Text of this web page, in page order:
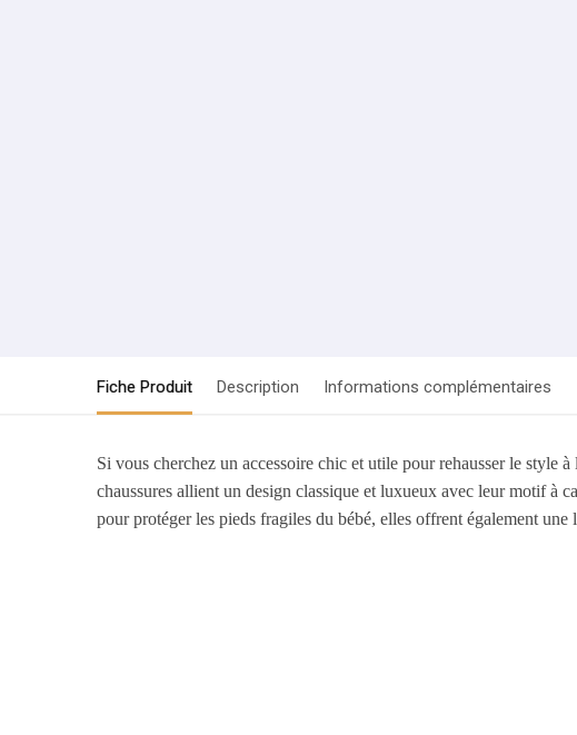
Fiche Produit Description Informations complémentaires
Si vous cherchez un accessoire chic et utile pour rehausser le style
chaussures allient un design classique et luxueux avec leur motif à
pour protéger les pieds fragiles du bébé, elles offrent également